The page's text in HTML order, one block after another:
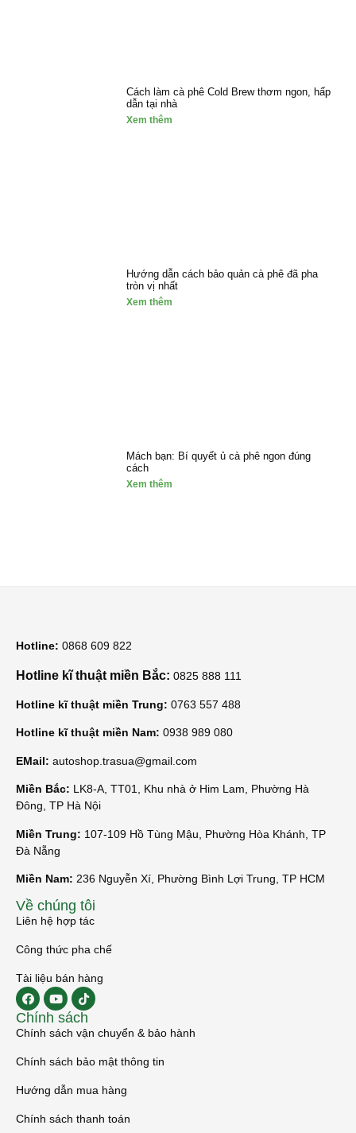
Cách làm cà phê Cold Brew thơm ngon, hấp
dẫn tại nhà
Xem thêm
Hướng dẫn cách bảo quản cà phê đã pha
tròn vị nhất
Xem thêm
Mách bạn: Bí quyết ủ cà phê ngon đúng
cách
Xem thêm
Hotline: 0868 609 822
Hotline kĩ thuật miền Bắc: 0825 888 111
Hotline kĩ thuật miền Trung: 0763 557 488
Hotline kĩ thuật miền Nam: 0938 989 080
EMail: autoshop.trasua@gmail.com
Miền Bắc: LK8-A, TT01, Khu nhà ở Him Lam, Phường Hà
Đông, TP Hà Nội
Miền Trung: 107-109 Hồ Tùng Mậu, Phường Hòa Khánh, TP
Đà Nẵng
Miền Nam: 236 Nguyễn Xí, Phường Bình Lợi Trung, TP HCM
Về chúng tôi
Liên hệ hợp tác
Công thức pha chế
Tài liệu bán hàng
Chính sách
Chính sách vận chuyển & bảo hành
Chính sách bảo mật thông tin
Hướng dẫn mua hàng
Chính sách thanh toán